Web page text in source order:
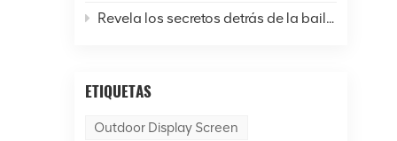
Revela los secretos detrás de la bailarina de la pantalla LED.
ETIQUETAS
Outdoor Display Screen